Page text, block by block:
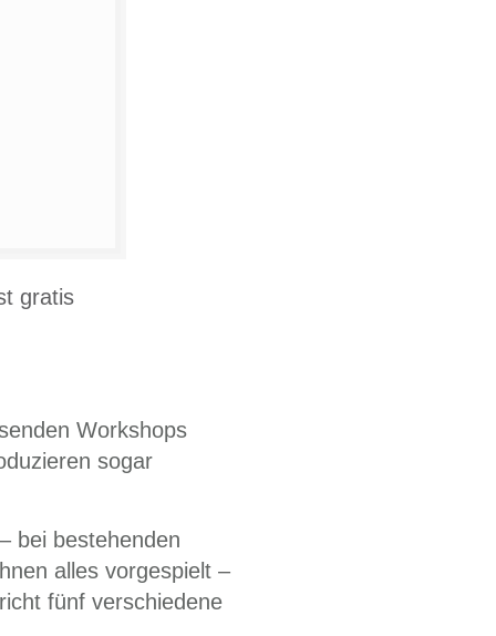
gratis
Workshops
sogar
bei bestehenden
alles vorgespielt –
fünf verschiedene